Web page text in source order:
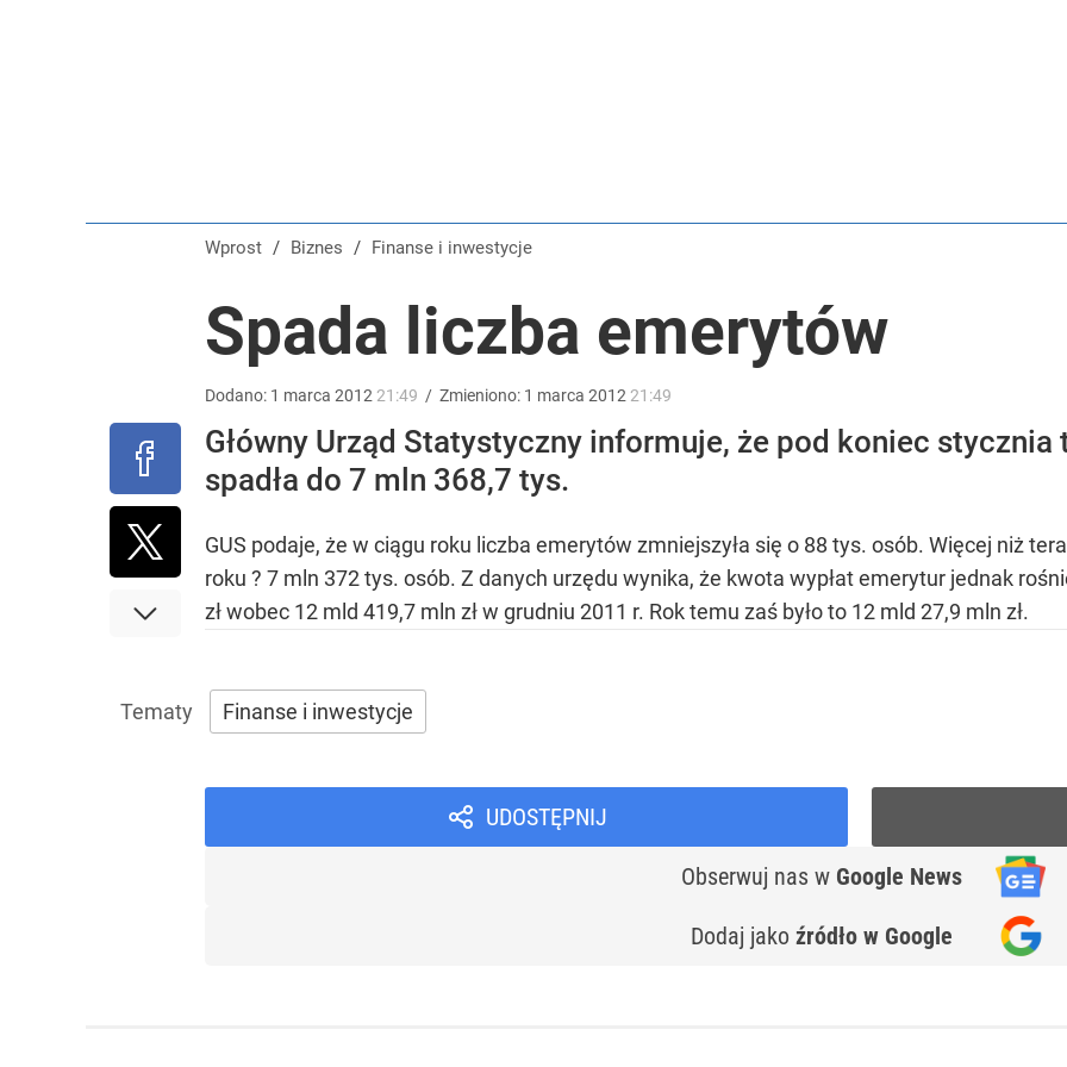
8
Tajemnica paragonów grozy. Tak restauratorzy manipulują cenami nad morzem
Wprost / Biznes / Finanse i inwestycje
Spada liczba emerytów
Dodano: 1 marca 2012 21:49 / Zmieniono: 1 marca 2012 21:49
Główny Urząd Statystyczny informuje, że pod koniec
spadła do 7 mln 368,7 tys.
GUS podaje, że w ciągu roku liczba emerytów zmniejszyła się o 88 tys. osób. Więcej niż
roku ? 7 mln 372 tys. osób. Z danych urzędu wynika, że kwota wypłat emerytur jednak
zł wobec 12 mld 419,7 mln zł w grudniu 2011 r. Rok temu zaś było to 12 mld 27,9 mln zł.
Finanse i inwestycje
UDOSTĘPNIJ
Obserwuj nas w Google News
Dodaj jako źródło w Google